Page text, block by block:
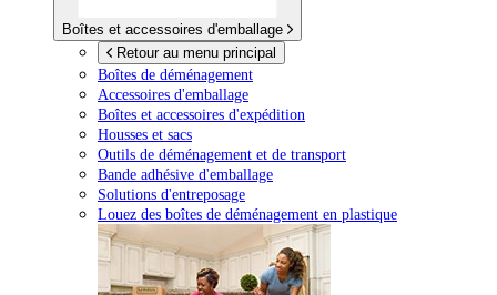
Boîtes et accessoires d'emballage
Retour au menu principal
Boîtes de déménagement
Accessoires d'emballage
Boîtes et accessoires d'expédition
Housses et sacs
Outils de déménagement et de transport
Bande adhésive d'emballage
Solutions d'entreposage
Louez des boîtes de déménagement en plastique